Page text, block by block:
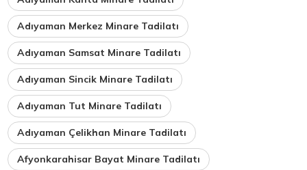
Adıyaman Merkez Minare Tadilatı
Adıyaman Samsat Minare Tadilatı
Adıyaman Sincik Minare Tadilatı
Adıyaman Tut Minare Tadilatı
Adıyaman Çelikhan Minare Tadilatı
Afyonkarahisar Bayat Minare Tadilatı